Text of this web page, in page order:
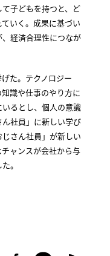
子どもを持つと、ど
いく。成果に基づい
経済合理性につなが
た。テクノロジー
識や仕事のやり方に
るとし、個人の意識
社員」に新しい学び
さん社員」が新しい
ャンスが会社から与
。